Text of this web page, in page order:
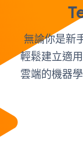
無論你是新
輕鬆建立適
雲端的機器